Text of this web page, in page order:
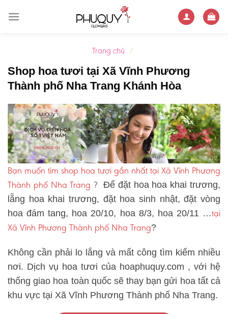
Trang chủ /
Shop hoa tươi tại Xã Vĩnh Phương
Thành phố Nha Trang Khánh Hòa
Bạn muốn tìm shop hoa tươi gần nhất tại Xã Vĩnh Phương
Thành phố Nha Trang ? Để đặt hoa hoa khai trương,
lẵng hoa khai trương, đặt hoa sinh nhật, đặt vòng
hoa đám tang, hoa 20/10, hoa 8/3, hoa 20/11 …tại
Xã Vĩnh Phương Thành phố Nha Trang?
Không cần phải lo lắng và mất công tìm kiếm nhiều
nơi. Dịch vụ hoa tươi của hoaphuquy.com , với hệ
thống giao hoa toàn quốc sẽ thay bạn gửi hoa tất cả
khu vực tại Xã Vĩnh Phương Thành phố Nha Trang.